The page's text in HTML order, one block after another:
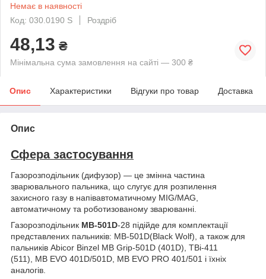
Немає в наявності
Код: 030.0190 S
Роздріб
48,13 ₴
Мінімальна сума замовлення на сайті — 300 ₴
Опис Характеристики Відгуки про товар Доставка
Опис
Сфера застосування
Газорозподільник (дифузор) — це змінна частина
зварювального пальника, що слугує для розпилення
захисного газу в напівавтоматичному MIG/MAG,
автоматичному та роботизованому зварюванні.
Газорозподільник MB-501D-28 підійде для комплектації
представлених пальників: MB-501D(Black Wolf), а також для
пальників Abicor Binzel MB Grip-501D (401D), TBi-411
(511), MB EVO 401D/501D, MB EVO PRO 401/501 і їхніх
аналогів.